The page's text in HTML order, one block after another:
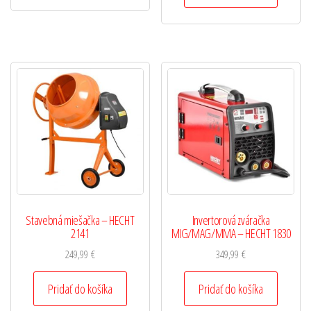
Stavebná miešačka – HECHT
2141
249,99 €
Pridať do košíka
Invertorová zváračka
MIG/MAG/MMA – HECHT 1830
349,99€
Pridať do košíka